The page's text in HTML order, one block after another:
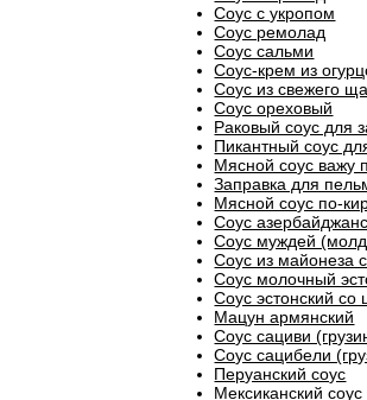
Соус с укропом
Соус ремолад
Соус сальми
Соус-крем из
Соус из свежего
Соус ореховый
Раковый соус для
Пикантный соус
Мясной соус важу
Заправка для
Мясной соус по-
Соус
Соус муждей
Соус из майонеза
Соус молочный
Соус эстонский со
Мацун армянский
Соус сациви
Соус сацибели
Перуанский соус
Мексиканский